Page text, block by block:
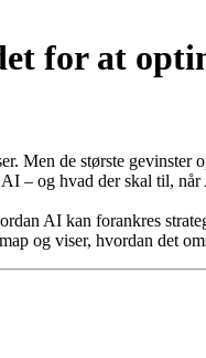
for at
Men de største
– og hvad der skal til,
AI kan forankres
og viser, hvordan det